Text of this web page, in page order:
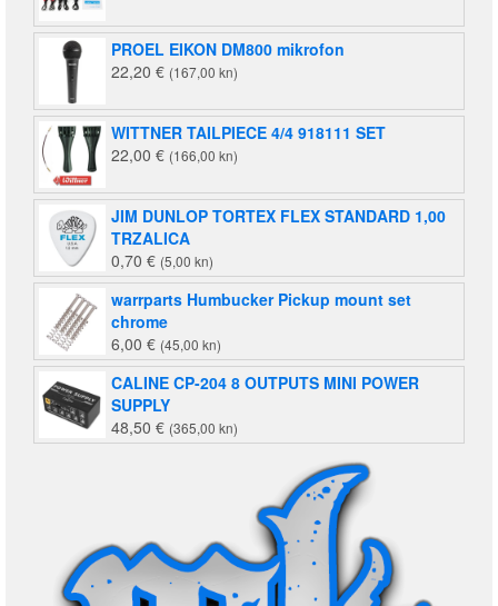
PROEL EIKON DM800 mikrofon
22,20 € (167,00 kn)
WITTNER TAILPIECE 4/4 918111 SET
22,00 € (166,00 kn)
JIM DUNLOP TORTEX FLEX STANDARD 1,00
TRZALICA
0,70 € (5,00 kn)
warrparts Humbucker Pickup mount set
chrome
6,00 € (45,00 kn)
CALINE CP-204 8 OUTPUTS MINI POWER
SUPPLY
48,50 € (365,00 kn)